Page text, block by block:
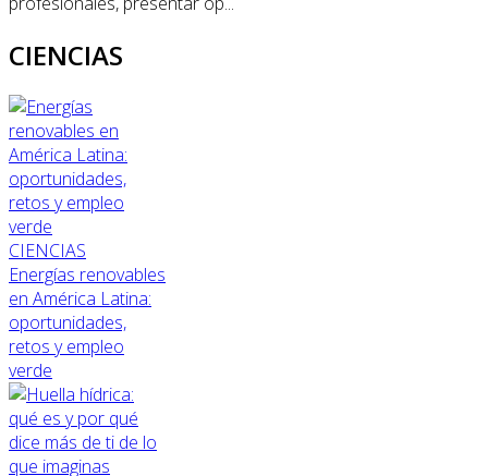
CIENCIAS
CIENCIAS
Energías renovables
en América Latina:
oportunidades,
retos y empleo
verde